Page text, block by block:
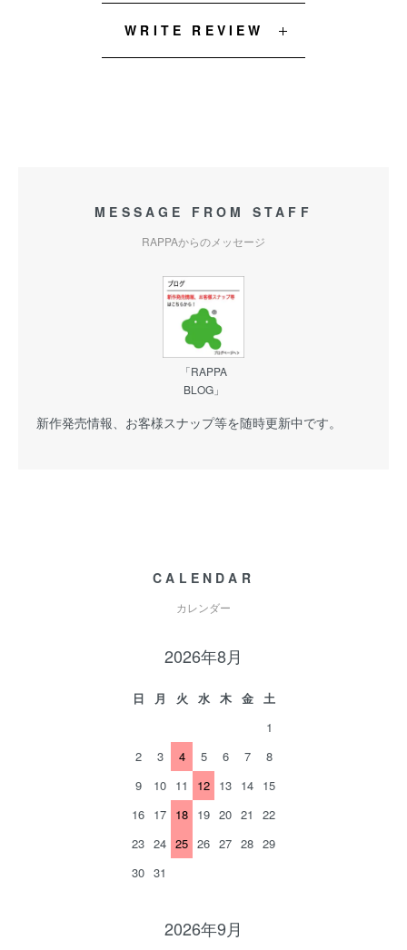
WRITE REVIEW
MESSAGE FROM STAFF
RAPPAからのメッセージ
「RAPPA
BLOG」
新作発売情報、お客様スナップ等を随時更新中です。
CALENDAR
カレンダー
2026年8月
日 月 火 水 木 金
土
1
2
3 4 5 6 7
8
9
10 11 12 13 14 15
16 17 18 19 20 21
22
23 24 25 26 27 28 29
30 31
2026年9月